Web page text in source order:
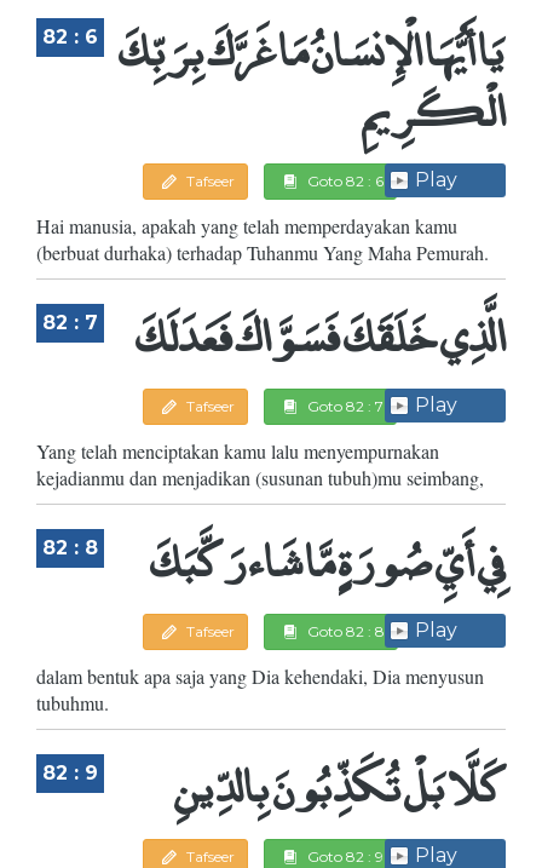
82 : 6 يَا أَيُّهَا الْإِنسَانُ مَا غَرَّكَ بِرَبِّكَ
الْكَرِيمِ
Tafseer Goto 82 : 6 Play
Hai manusia, apakah yang telah memperdayakan kamu
(berbuat durhaka) terhadap Tuhanmu Yang Maha Pemurah.
82 : 7 الَّذِي خَلَقَكَ فَسَوَّاكَ فَعَدَلَكَ
Tafseer Goto 82 : 7 Play
Yang telah menciptakan kamu lalu menyempurnakan
kejadianmu dan menjadikan (susunan tubuh)mu seimbang,
82 : 8 فِي أَيِّ صُورَةٍ مَّا شَاء رَكَّبَكَ
Tafseer Goto 82 : 8 Play
dalam bentuk apa saja yang Dia kehendaki, Dia menyusun
tubuhmu.
82 : 9 كَلَّا بَلْ تُكَذِّبُونَ بِالدِّينِ
Tafseer Goto 82 : 9 Play